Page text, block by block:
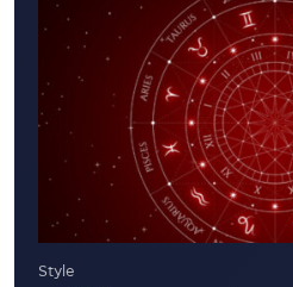
Style